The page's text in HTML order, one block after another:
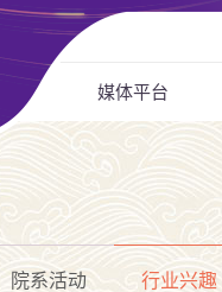
媒体平台
院系活动 行业兴趣